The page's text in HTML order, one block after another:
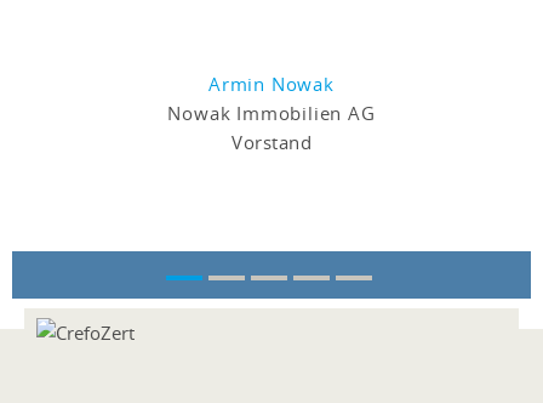
Armin Nowak
Nowak Immobilien AG
Vorstand